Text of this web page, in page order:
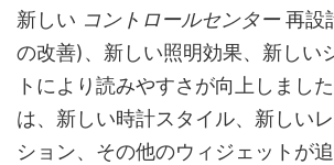
新しい コントロールセンター再設
の改善)、新しい照明効果、新しい
トにより読みやすさが向上しまし
は、新しい時計スタイル、新しい
ション、その他のウィジェットが追